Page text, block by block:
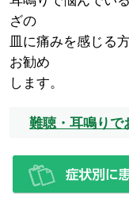
ざの
皿に痛みを感じる
お勧め
します。
難聴・耳鳴りで